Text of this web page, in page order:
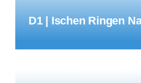
D1 | Ischen Ringen